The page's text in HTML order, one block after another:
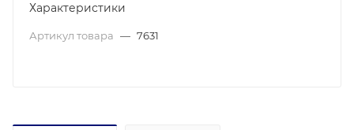
Характеристики
Артикул товара — 7631